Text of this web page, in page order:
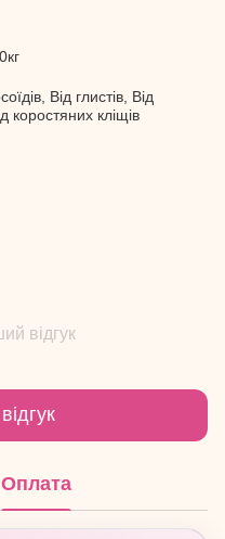
Від глистів, Від
коростяних кліщів
відгук
Оплата